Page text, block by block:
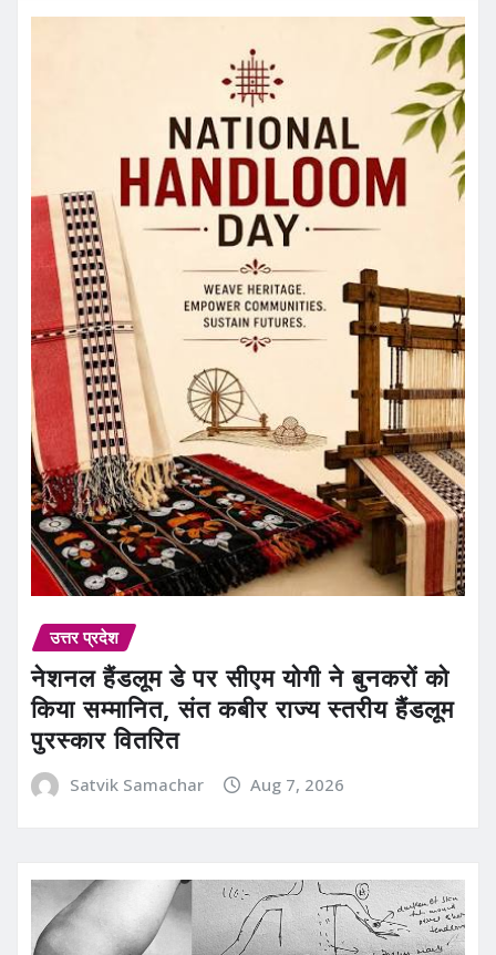
उत्तर प्रदेश
नेशनल हैंडलूम डे पर सीएम योगी ने बुनकरों को
किया सम्मानित, संत कबीर राज्य स्तरीय हैंडलूम
पुरस्कार वितरित
Satvik Samachar Aug 7, 2026